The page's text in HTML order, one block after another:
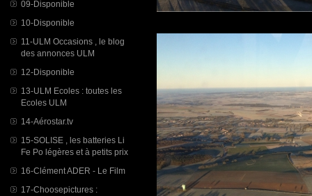
09-Disponible
10-Disponible
11-ULM Occasions , le blog
des annonces ULM
12-Disponible
13-ULM Ecoles : toutes les
Ecoles ULM
14-Aérostar.tv
15-SOLISE , les batteries Li
Fe Po légères et à petits prix
16-Clément ADER - Le Film
17-Choosepictures :